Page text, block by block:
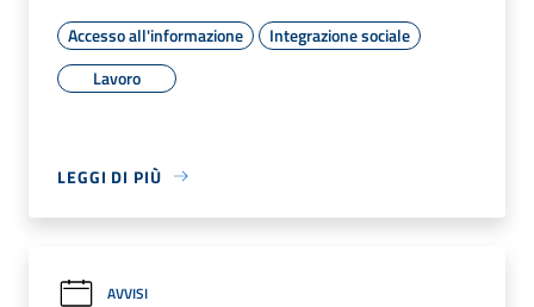
Accesso all'informazione
Integrazione sociale
Lavoro
LEGGI DI PIÙ
AVVISI